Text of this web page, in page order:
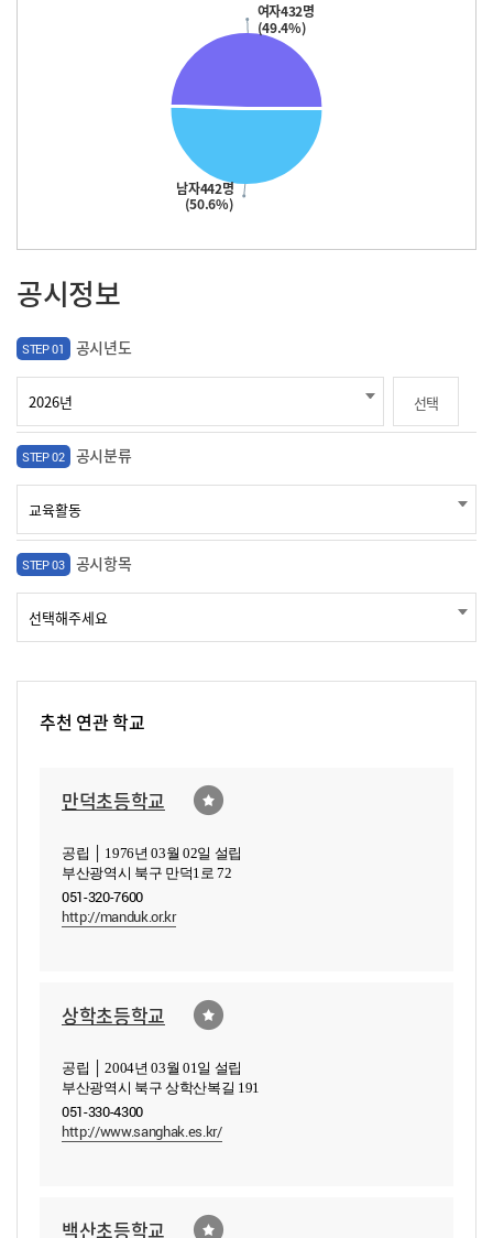
남자442명
(50.6%)
여자432명
(49.4%)
공시정보
STEP 01 공시년도
선택
STEP 02 공시분류
STEP 03 공시항목
추천 연관 학교
만덕초등학교
공립 │ 1976년 03월 02일 설립
부산광역시 북구 만덕1로 72
051-320-7600
http://manduk.or.kr
상학초등학교
공립 │ 2004년 03월 01일 설립
부산광역시 북구 상학산복길 191
051-330-4300
http://www.sanghak.es.kr/
백산초등학교